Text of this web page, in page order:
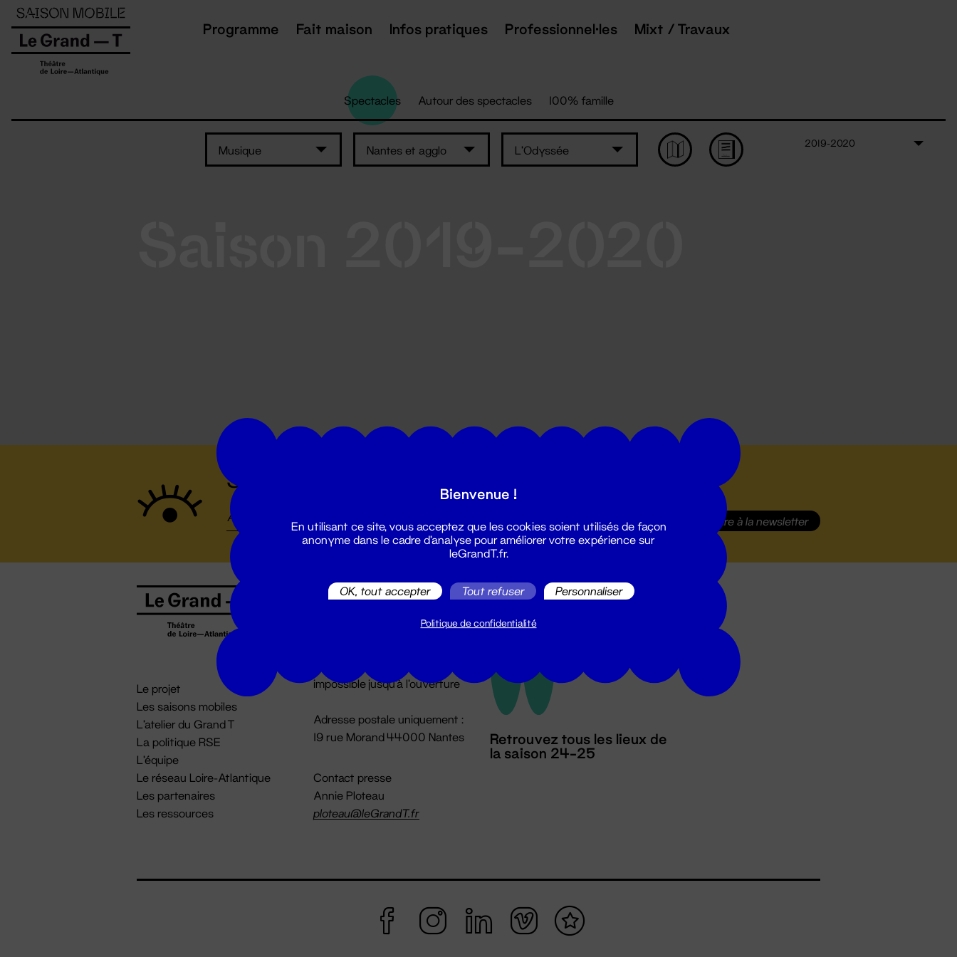
Programme Fait maison Infos pratiques Professionnel·les Mixt / Travaux
Spectacles Autour des spectacles 100% famille
Musique Nantes et agglo L'Odyssée
2019-2020
Suivez toutes les actualités du Grand T :
S'inscrire à la newsletter
Le projet
Les saisons mobiles
L'atelier du Grand T
La politique RSE
L'équipe
Le réseau Loire-Atlantique
Les partenaires
Les ressources
Billetterie
billetterie@leGrandT.fr
impossible jusqu'à l'ouverture
Adresse postale uniquement :
19 rue Morand 44000 Nantes
Contact presse
Annie Ploteau
ploteau@leGrandT.fr
Retrouvez tous les lieux de
la saison 24-25
Panneau de gestion des cookies
Bienvenue !
En utilisant ce site, vous acceptez que les cookies soient utilisés de façon
anonyme dans le cadre d'analyse pour améliorer votre expérience sur
leGrandT.fr.
OK, tout accepter Tout refuser Personnaliser
Politique de confidentialité